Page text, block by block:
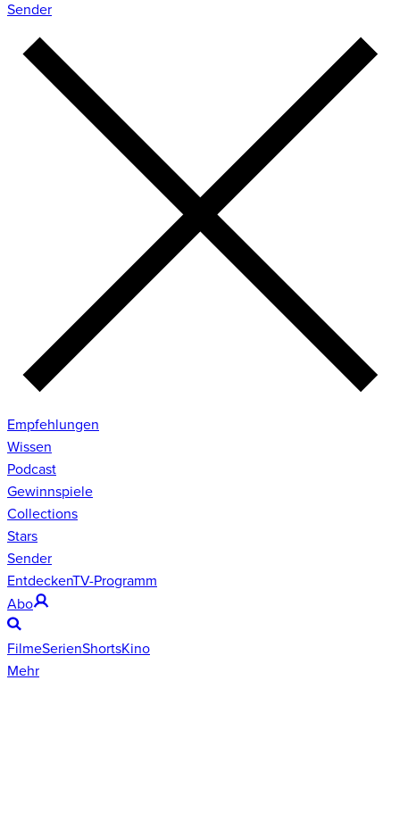
Sender
Empfehlungen
Wissen
Podcast
Gewinnspiele
Collections
Stars
Sender
EntdeckenTV-Programm
Abo
FilmeSerienShortsKino
Mehr